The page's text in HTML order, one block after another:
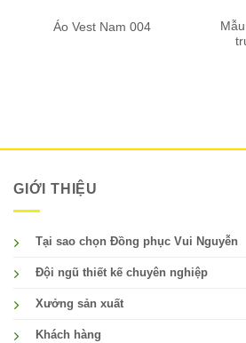
Áo Vest Nam 004
GIỚI THIỆU
Tại sao chọn Đồng phục Vui Nguyễn
Đội ngũ thiết kế chuyên nghiệp
Xưởng sản xuất
Khách hàng